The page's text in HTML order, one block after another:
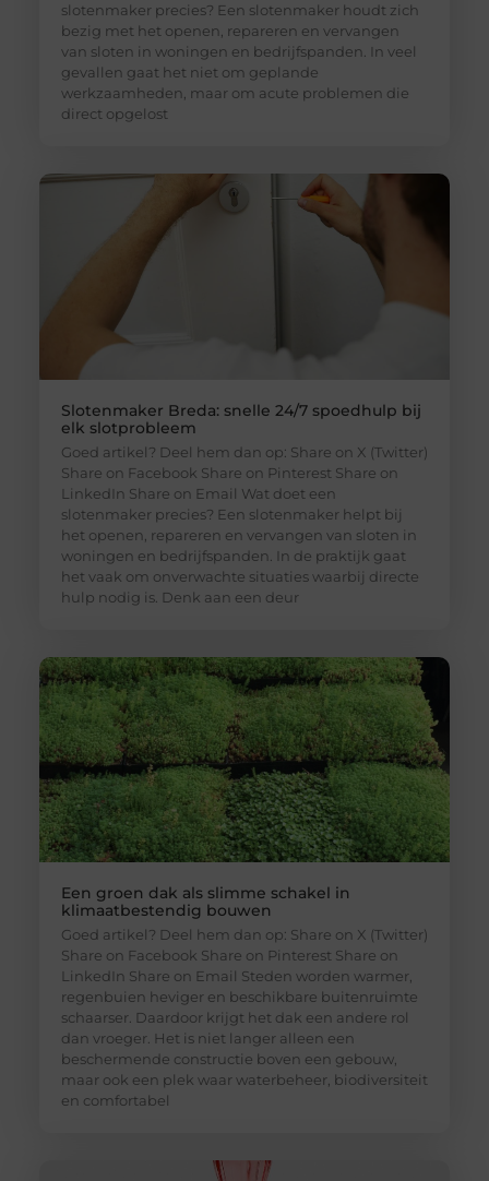
slotenmaker precies? Een slotenmaker houdt zich
bezig met het openen, repareren en vervangen
van sloten in woningen en bedrijfspanden. In veel
gevallen gaat het niet om geplande
werkzaamheden, maar om acute problemen die
direct opgelost
Slotenmaker Breda: snelle 24/7 spoedhulp bij
elk slotprobleem
Goed artikel? Deel hem dan op: Share on X (Twitter)
Share on Facebook Share on Pinterest Share on
LinkedIn Share on Email Wat doet een
slotenmaker precies? Een slotenmaker helpt bij
het openen, repareren en vervangen van sloten in
woningen en bedrijfspanden. In de praktijk gaat
het vaak om onverwachte situaties waarbij directe
hulp nodig is. Denk aan een deur
Een groen dak als slimme schakel in
klimaatbestendig bouwen
Goed artikel? Deel hem dan op: Share on X (Twitter)
Share on Facebook Share on Pinterest Share on
LinkedIn Share on Email Steden worden warmer,
regenbuien heviger en beschikbare buitenruimte
schaarser. Daardoor krijgt het dak een andere rol
dan vroeger. Het is niet langer alleen een
beschermende constructie boven een gebouw,
maar ook een plek waar waterbeheer, biodiversiteit
en comfortabel